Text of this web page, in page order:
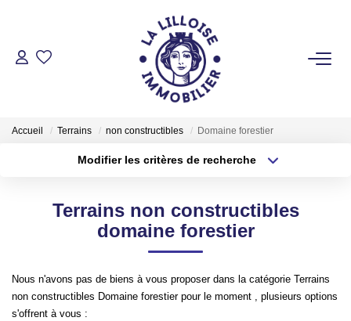
ACHETER
Tous Nos Biens
LOUER
Accueil Terrains non constructibles Domaine forestier
Modifier les critères de recherche
Sélectionnez...
Type de bien
Surface min
Créer une alerte
Terrains non constructibles
domaine forestier
Nous n'avons pas de biens à vous proposer dans la catégorie Terrains
non constructibles Domaine forestier pour le moment , plusieurs options
s'offrent à vous :